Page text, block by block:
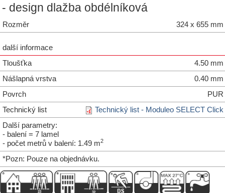
- design dlažba obdélníková
Rozměr 324 x 655 mm
další informace
Tloušťka
4.50 mm
Nášlapná vrstva
0.40 mm
Povrch
PUR
Technický list
Technický list - Moduleo SELECT Click
Další parametry:
- balení = 7 lamel
- počet metrů v balení: 1.49 m2
*Pozn: Pouze na objednávku.